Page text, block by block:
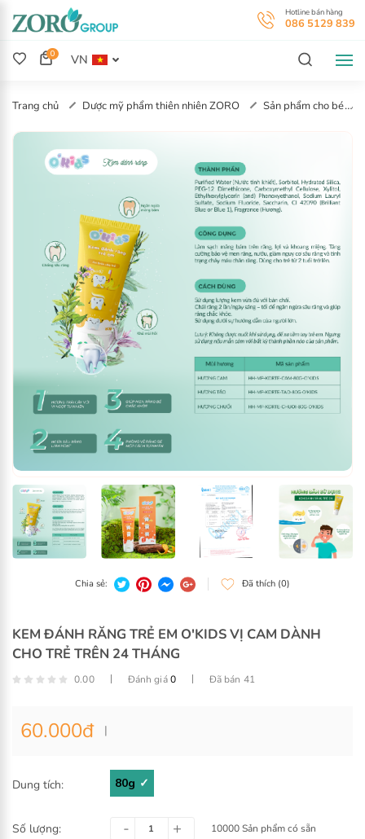
0 VN
Trang chủ Dược mỹ phẩm thiên nhiên ZORO
Sản phẩm cho bé
THÁNG
Chia sẻ:
KEM ĐÁNH RĂNG TRẺ EM O'KIDS VỊ CAM DÀNH
CHO TRẺ TRÊN 24 THÁNG
0.00 Đánh giá0 Đã bán 41
60.000đ
Dung tích: 80g
Số lượng: 10000 Sản phẩm có sẵn